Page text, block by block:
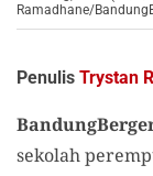
Ramadhane/
Penulis Trystan
sekolah